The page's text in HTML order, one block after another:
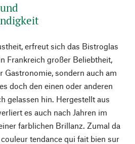
erfreut sich das Bistroglas
Frankreich großer Beliebtheit,
Gastronomie, sondern auch am
doch den einen oder anderen
gelassen hin. Hergestellt aus
es auch nach Jahren im
farblichen Brillanz. Zumal da
tendance qui fait bien sur